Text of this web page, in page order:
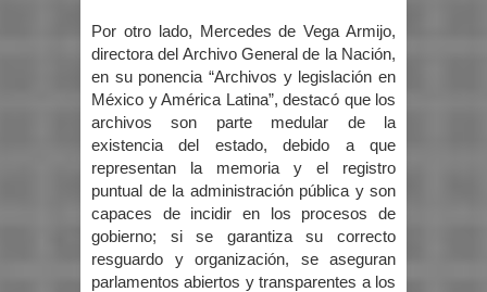
Por otro lado, Mercedes de Vega Armijo,
directora del Archivo General de la Nación,
en su ponencia “Archivos y legislación en
México y América Latina”, destacó que los
archivos son parte medular de la
existencia del estado, debido a que
representan la memoria y el registro
puntual de la administración pública y son
capaces de incidir en los procesos de
gobierno; si se garantiza su correcto
resguardo y organización, se aseguran
parlamentos abiertos y transparentes a los